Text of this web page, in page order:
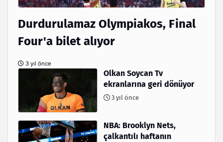
Durdurulamaz Olympiakos, Final
Four'a bilet alıyor
3 yıl önce
Olkan Soycan Tv
ekranlarına geri dönüyor
3 yıl önce
NBA: Brooklyn Nets,
çalkantılı haftanın